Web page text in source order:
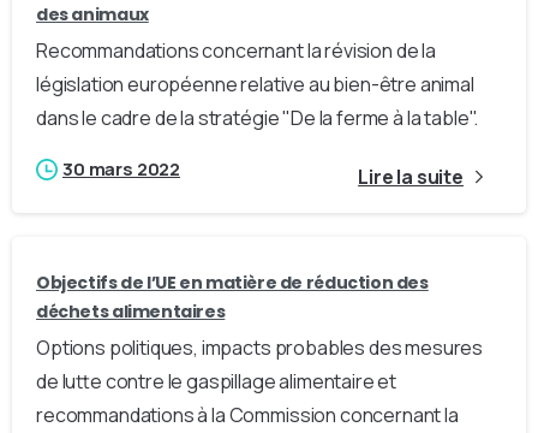
des animaux
Recommandations concernant la révision de la
législation européenne relative au bien-être animal
dans le cadre de la stratégie "De la ferme à la table".
30 mars 2022 Lire la suite
Objectifs de l’UE en matière de réduction des
déchets alimentaires
Options politiques, impacts probables des mesures
de lutte contre le gaspillage alimentaire et
recommandations à la Commission concernant la